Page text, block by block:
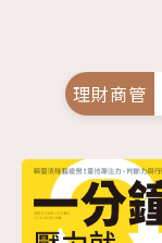
理財商管